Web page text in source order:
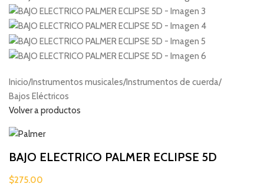
Inicio/Instrumentos musicales/Instrumentos de cuerda/
Bajos Eléctricos
Volver a productos
BAJO ELECTRICO PALMER ECLIPSE 5D
$275.00